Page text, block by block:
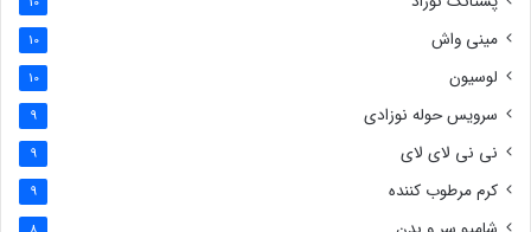
مینی واش 10
لوسیون 10
سرویس حوله نوزادی 9
نی نی لای لای 9
کرم مرطوب کننده 9